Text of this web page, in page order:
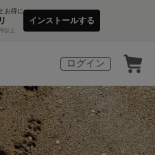
お得に
以上
インストールする
ログイン